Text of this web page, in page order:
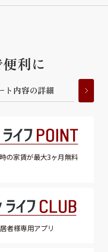
利に
ト 内容の詳細
の家賃が最大3ヶ月無料
者様専用アプリ